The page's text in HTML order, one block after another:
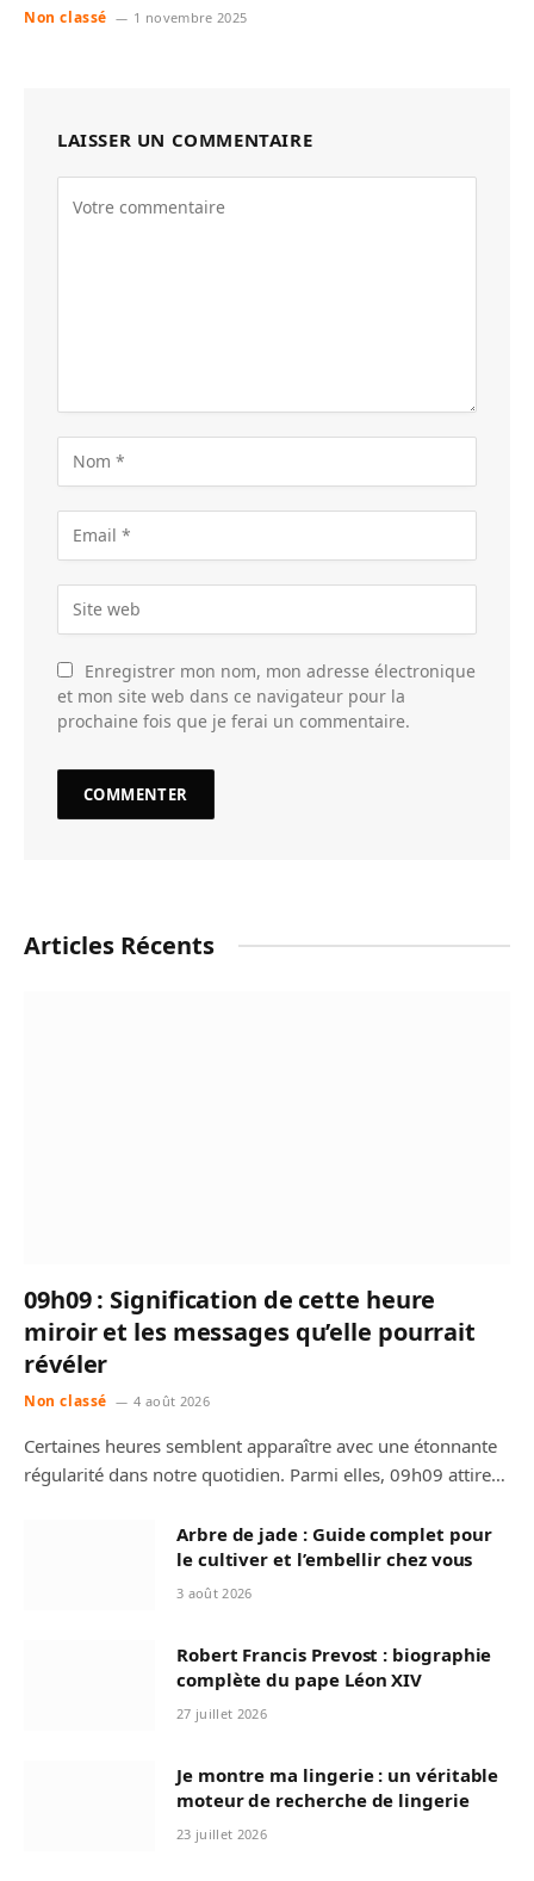
Non classé 1 novembre 2025
LAISSER UN COMMENTAIRE
Enregistrer mon nom, mon adresse électronique
et mon site web dans ce navigateur pour la
prochaine fois que je ferai un commentaire.
Articles Récents
09h09 : Signification de cette heure
miroir et les messages qu’elle pourrait
révéler
Non classé 4 août 2026
Certaines heures semblent apparaître avec une étonnante
régularité dans notre quotidien. Parmi elles, 09h09 attire…
Arbre de jade : Guide complet pour
le cultiver et l’embellir chez vous
3 août 2026
Robert Francis Prevost : biographie
complète du pape Léon XIV
27 juillet 2026
Je montre ma lingerie : un véritable
moteur de recherche de lingerie
23 juillet 2026